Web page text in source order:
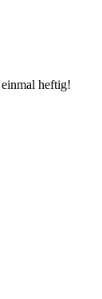
heftig!